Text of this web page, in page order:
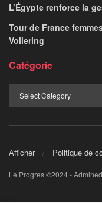
L’Égypte renforce la
Tour de France
Vollering
Catégorie
Afficher Politique de
Le Progres ©2024 -